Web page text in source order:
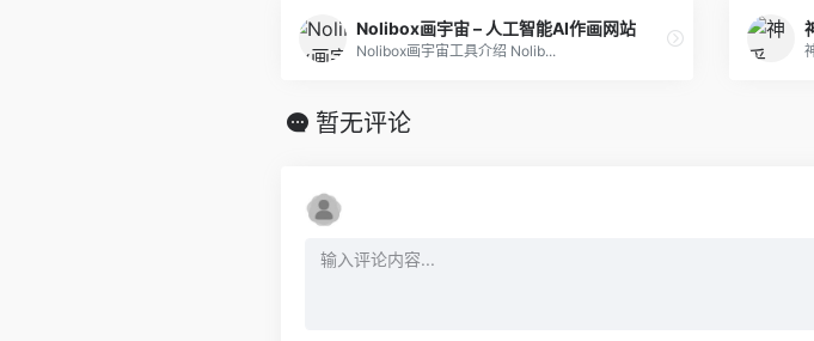
Nolibox画宇宙 – 人工智能AI作画网站
Nolibox画宇宙工具介绍 Nolib...
暂无评论